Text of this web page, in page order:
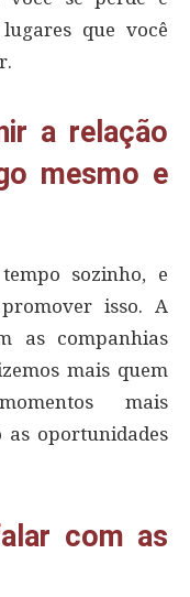
que você
a relação
mesmo e
sozinho, e
isso. A
as companhias
mais quem
mais
as oportunidades
com as